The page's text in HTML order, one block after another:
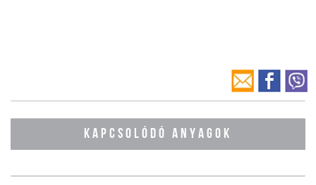
KAPCSOLÓDÓ ANYAGOK